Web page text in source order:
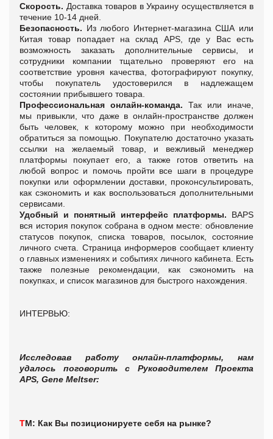
Скорость. Доставка товаров в Украину осуществляется в
течение 10-14 дней.
Безопасность. Из любого Интернет-магазина США или
Китая товар попадает на склад APS, где у Вас есть
возможность заказать дополнительные сервисы, и
сотрудники компании тщательно проверяют его на
соответствие уровня качества, фотографируют покупку,
чтобы покупатель удостоверился в надлежащем
состоянии прибывшего товара.
Профессиональная онлайн-команда. Так или иначе,
мы привыкли, что даже в онлайн-пространстве должен
быть человек, к которому можно при необходимости
обратиться за помощью. Покупателю достаточно указать
ссылки на желаемый товар, и вежливый менеджер
платформы покупает его, а также готов ответить на
любой вопрос и помочь пройти все шаги в процедуре
покупки или оформлении доставки, проконсультировать,
как сэкономить и как воспользоваться дополнительными
сервисами.
Удобный и понятный интерфейс платформы. ВAPS
вся история покупок собрана в одном месте: обновление
статусов покупок, списка товаров, посылок, состояние
личного счета. Страница информеров сообщает клиенту
о главных изменениях и событиях личного кабинета. Есть
также полезные рекомендации, как сэкономить на
покупках, и список магазинов для быстрого нахождения.
ИНТЕРВЬЮ:
Исследовав работу онлайн-платформы, нам
удалось поговорить с Руководителем Проекта
APS, Gene Meltser:
ТМ: Как Вы позиционируете себя на рынке?